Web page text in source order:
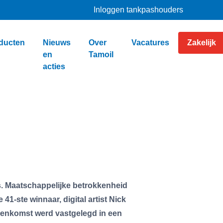
Inloggen tankpashouders
Nieuws
en
acties
Over
Tamoil
Vacatures Zakelijk
Maatschappelijke betrokkenheid
41-ste winnaar, digital artist Nick
werd vastgelegd in een